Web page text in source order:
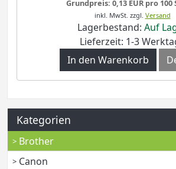
Grundpreis: 0,13 EUR pro 100
inkl. MwSt. zzgl. Versand
Lagerbestand: Auf
Lieferzeit: 1-3
In den Warenkorb
Kategorien
Brother
Canon